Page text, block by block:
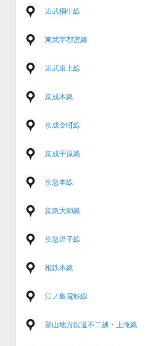
東武桐生線
東武宇都宮線
東武東上線
京成本線
京成金町線
京成千原線
京急本線
京急大師線
京急逗子線
相鉄本線
江ノ島電鉄線
富山地方鉄道不二越・上滝線